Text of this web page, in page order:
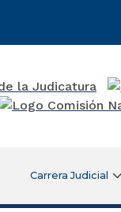
Carrera Judicial